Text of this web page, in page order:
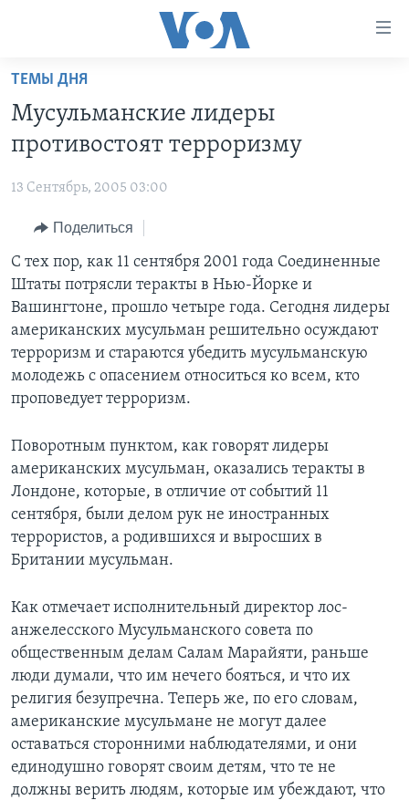
Перейти
основной
контент
Перейти
навигации
Перейти
поиск
ПРОГРАММЫ
НОВОСТИ ЗА МИНУТУ
ИТОГИ
ПОЧЕМУ ЭТО ВАЖНО?
ДИСКУССИЯ VOA
ДЕТАЛИ
НЬЮ-ЙОРК NEW YORK
АМЕРИКА. БОЛЬШОЕ ПУТЕШЕСТВИЕ
ПРОЕКТЫ
УЧИМ АНГЛИЙСКИЙ
НАША АМЕРИКАНСКАЯ ИСТОРИЯ
А КАК В АМЕРИКЕ?
АРТЕФАКТЫ
АМЕРИКАНСКИЕ ГОРОДКИ
ТЕСТЫ
ЭКСПЕРТИЗА
ИНТЕРВЬЮ
ФАКТЫ ПРОТИВ ФЕЙКОВ
ЗА СВОБОДУ ПРЕССЫ
УЧИМ АНГЛИЙСКИЙ
ВИДЕО
ПОДПИСКА НА НОВОСТИ
Learning English
СОЦИАЛЬНЫЕ СЕТИ
ТЕМЫ ДНЯ
Мусульманские лидеры
противостоят терроризму
13 Сентябрь, 2005 03:00
Поделиться
С тех пор, как 11 сентября 2001 года Соединенные
Штаты потрясли теракты в Нью-Йорке и
Вашингтоне, прошло четыре года. Сегодня лидеры
американских мусульман решительно осуждают
терроризм и стараются убедить мусульманскую
молодежь с опасением относиться ко всем, кто
проповедует терроризм.
Поворотным пунктом, как говорят лидеры
американских мусульман, оказались теракты в
Лондоне, которые, в отличие от событий 11
сентября, были делом рук не иностранных
террористов, а родившихся и выросших в
Британии мусульман.
Как отмечает исполнительный директор лос-
анжелесского Мусульманского совета по
общественным делам Салам Марайяти, раньше
люди думали, что им нечего бояться, и что их
религия безупречна. Теперь же, по его словам,
американские мусульмане не могут далее
оставаться сторонними наблюдателями, и они
единодушно говорят своим детям, что те не
должны верить людям, которые им убеждают, что